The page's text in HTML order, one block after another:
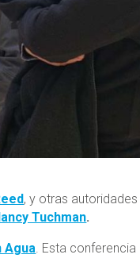
, y otras autoridades
Tuchman.
Agua. Esta conferencia